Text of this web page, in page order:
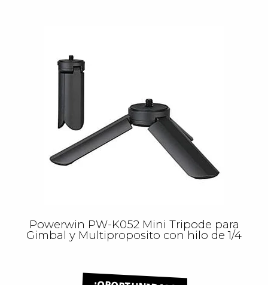
Powerwin PW-K052 Mini Tripode para
Gimbal y Multiproposito con hilo de 1/4